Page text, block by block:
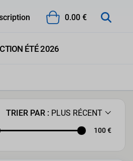
0.00 €
ÉTÉ 2026
TRIER PAR : PLUS RÉCENT
100